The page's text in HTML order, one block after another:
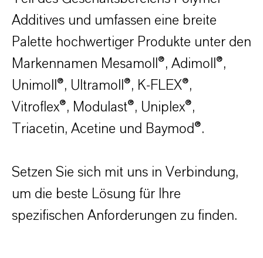
Additives und umfassen eine breite
Palette hochwertiger Produkte unter den
Markennamen Mesamoll®, Adimoll®,
Unimoll®, Ultramoll®, K-FLEX®,
Vitroflex®, Modulast®, Uniplex®,
Triacetin, Acetine und Baymod®.
Setzen Sie sich mit uns in Verbindung,
um die beste Lösung für Ihre
spezifischen Anforderungen zu finden.